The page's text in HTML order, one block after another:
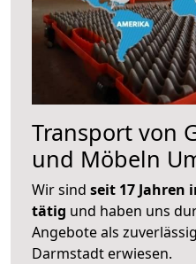
Transport von
und Möbeln
Wir sind seit 17 Jahren
tätig und haben uns
Angebote als
Darmstadt erwiesen.